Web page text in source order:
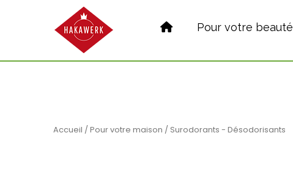
Pour votre beauté
Accueil / Pour votre maison / Surodorants - Désodorisants